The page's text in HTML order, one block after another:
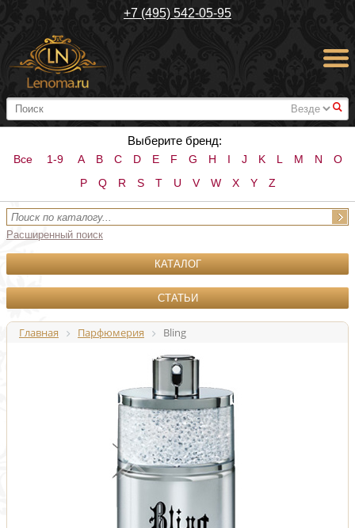
+7 (495) 542-05-95
#
Выберите бренд:
Все 1-9 A B C D E F G H I J K L M N
O
P
Q R S T U V W X Y Z
Расширенный поиск
КАТАЛОГ
СТАТЬИ
Главная Парфюмерия Bling